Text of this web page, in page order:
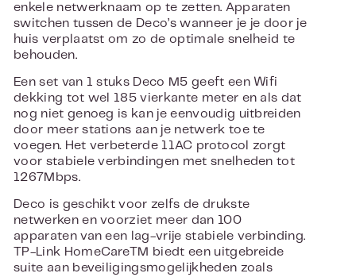
enkele netwerknaam op te zetten. Apparaten
switchen tussen de Deco’s wanneer je je door je
huis verplaatst om zo de optimale snelheid te
behouden.
Een set van 1 stuks Deco M5 geeft een Wifi
dekking tot wel 185 vierkante meter en als dat
nog niet genoeg is kan je eenvoudig uitbreiden
door meer stations aan je netwerk toe te
voegen. Het verbeterde 11AC protocol zorgt
voor stabiele verbindingen met snelheden tot
1267Mbps.
Deco is geschikt voor zelfs de drukste
netwerken en voorziet meer dan 100
apparaten van een lag-vrije stabiele verbinding.
TP-Link HomeCareTM biedt een uitgebreide
suite aan beveiligingsmogelijkheden zoals